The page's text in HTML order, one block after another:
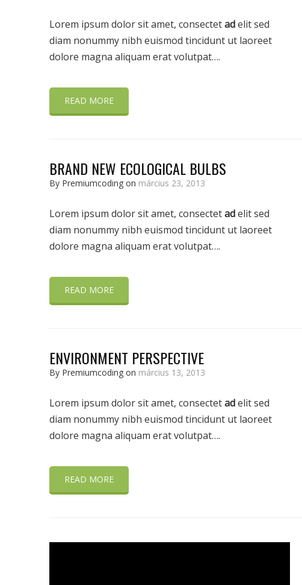
Lorem ipsum dolor sit amet, consectetadelit sed
diam nonummy nibh euismod tincidunt ut laoreet
dolore magna aliquam erat volutpat….
READ MORE
BRAND NEW ECOLOGICAL BULBS
By Premiumcoding on március 23, 2013
Lorem ipsum dolor sit amet, consectetadelit sed
diam nonummy nibh euismod tincidunt ut laoreet
dolore magna aliquam erat volutpat….
READ MORE
ENVIRONMENT PERSPECTIVE
By Premiumcoding on március 13, 2013
Lorem ipsum dolor sit amet, consectetadelit sed
diam nonummy nibh euismod tincidunt ut laoreet
dolore magna aliquam erat volutpat….
READ MORE